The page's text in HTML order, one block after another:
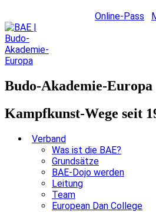
Online-Pass
Budo-Akademie-Europa
Kampfkunst-Wege seit
Verband
Was ist die BAE?
Grundsätze
BAE-Dojo werden
Leitung
Team
European Dan College